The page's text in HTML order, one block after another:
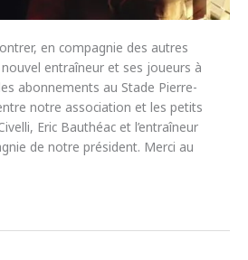
en compagnie des autres
entraîneur et ses joueurs à
abonnements au Stade Pierre-
notre association et les petits
Eric Bauthéac et l’entraîneur
de notre président. Merci au